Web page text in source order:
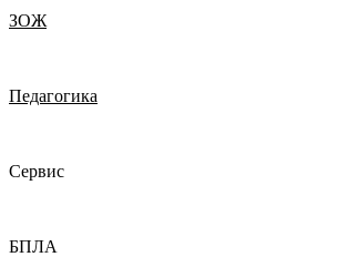
ЗОЖ
Педагогика
Сервис
БПЛА